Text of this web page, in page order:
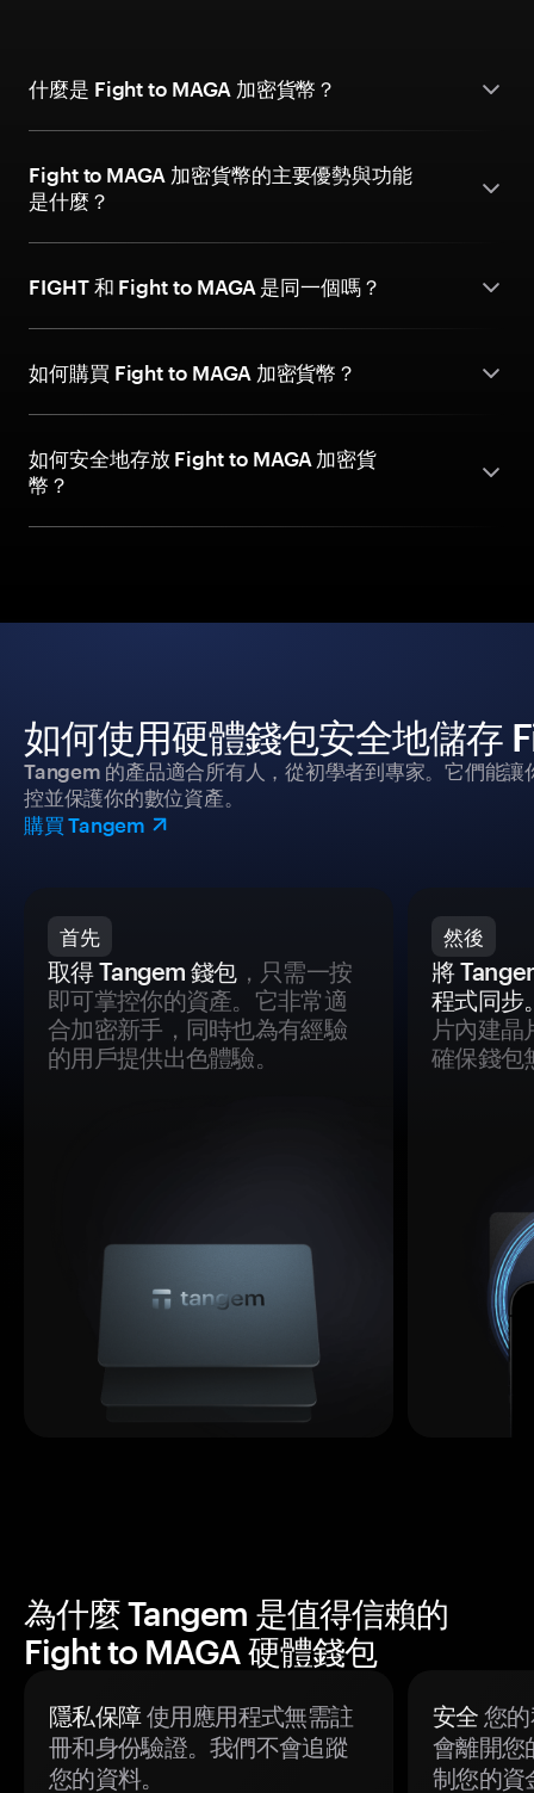
什麼是 Fight to MAGA 加密貨幣？
Fight to MAGA 加密貨幣的主要優勢與功能
是什麼？
FIGHT 和 Fight to MAGA 是同一個嗎？
如何購買 Fight to MAGA 加密貨幣？
如何安全地存放 Fight to MAGA 加密貨
幣？
如何使用硬體錢包安全地儲存
Tangem 的產品適合所有人，從初學者到專家。它們能
控並保護你的數位資產。
購買 Tangem
首先
取得 Tangem 錢包，只需一按
即可掌控你的資產。它非常適
合加密新手，同時也為有經驗
的用戶提供出色體驗。
然後
將
程式同步
片內建晶
確保錢包
為什麼 Tangem 是值得信賴的
Fight to MAGA 硬體錢包
隱私保障使用應用程式無需註
冊和身份驗證。我們不會追蹤
您的資料。
安全 您
會離開您
制您的資